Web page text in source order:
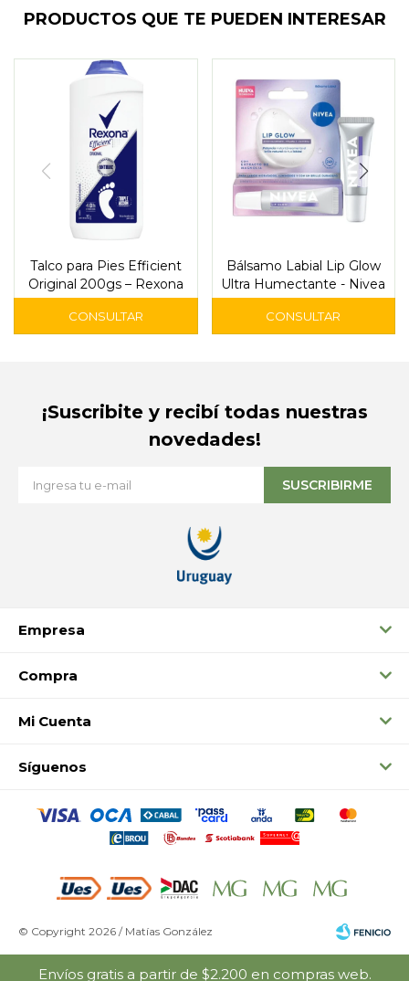
PRODUCTOS QUE TE PUEDEN INTERESAR
Talco para Pies Efficient
Original 200gs – Rexona
Bálsamo Labial Lip Glow
Ultra Humectante - Nivea
Empresa
Compra
Mi Cuenta
Síguenos
¡Suscribite y recibí todas nuestras
novedades!
SUSCRIBIRME
© Copyright 2026 / Matías González
Envíos gratis a partir de $2.200 en compras web.